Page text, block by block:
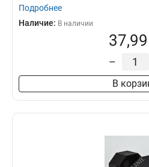
Подробнее
Наличие: В наличии
–
В